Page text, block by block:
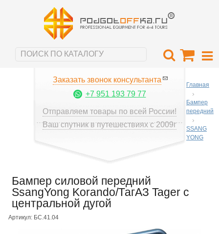
Заказать звонок консультанта
+7 951 193 79 77
Отправляем товары по всей России!
Ваш спутник в путешествиях с 2009г
Главная
Бампер
передний
SSANG
YONG
Бампер силовой передний
SsangYong Korando/ТагАЗ Tager с
центральной дугой
Артикул: БС.41.04